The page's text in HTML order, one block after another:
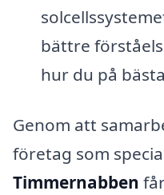
bättre
hur du på
Genom att
företag som
Timmernabben